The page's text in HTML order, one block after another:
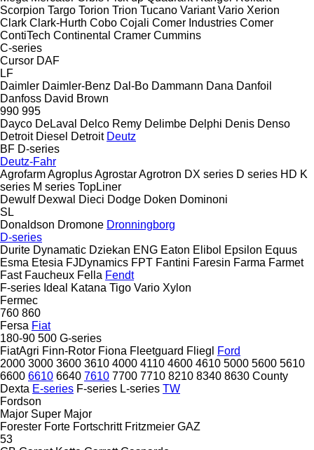
Scorpion Targo Torion Trion Tucano Variant Vario Xerion
Clark Clark-Hurth Cobo Cojali Comer Industries Comer
ContiTech Continental Cramer Cummins
C-series
Cursor DAF
LF
Daimler Daimler-Benz Dal-Bo Dammann Dana Danfoil
Danfoss David Brown
990 995
Dayco DeLaval Delco Remy Delimbe Delphi Denis Denso
Detroit Diesel Detroit Deutz
BF D-series
Deutz-Fahr
AgrofarmAgroplusAgrostarAgrotron DX series D series HD K
series M series TopLiner
Dewulf Dexwal Dieci Dodge Doken Dominoni
SL
Donaldson Dromone Dronningborg
D-series
Durite Dynamatic Dziekan ENG Eaton Elibol Epsilon Equus
Esma Etesia FJDynamics FPT Fantini Faresin Farma Farmet
Fast Faucheux Fella Fendt
F-series Ideal Katana Tigo Vario Xylon
Fermec
760 860
Fersa Fiat
180-90 500 G-series
FiatAgri Finn-Rotor Fiona Fleetguard Fliegl
Ford
2000 3000 3600 3610 4000 4110 4600 4610 5000 5600 5610
6600 6610 6640 7610 7700 7710 8210 8340 8630 County
Dexta E-series F-series L-series TW
Fordson
Major Super Major
Forester Forte Fortschritt Fritzmeier GAZ
53